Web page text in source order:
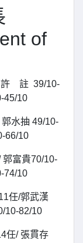
of
許 註 39/10-
45/10
水抽 49/10-
66/10
富貴70/10-
74/10
任/郭武漢
10-82/10
任/ 張貫存